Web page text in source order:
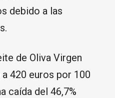
debido a las
de Oliva Virgen
420 euros por 100
caída del 46,7%